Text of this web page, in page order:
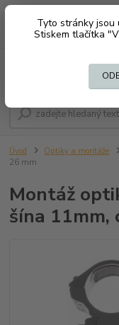
Tyto stránky jsou
Stiskem tlačítka
+420 603794370
Úvod Optiky a montáže
26 mm
Montáž
šína 11mm,